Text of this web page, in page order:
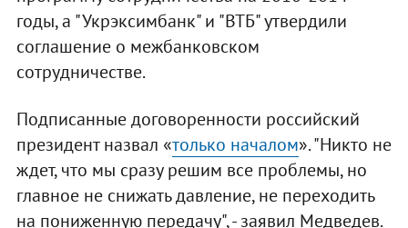
годы, а "Укрэксимбанк" и "ВТБ" утвердили
соглашение о межбанковском
сотрудничестве.
Подписанные договоренности российский
президент назвал «только началом». "Никто не
ждет, что мы сразу решим все проблемы, но
главное не снижать давление, не переходить
на пониженную передачу", - заявил Медведев.